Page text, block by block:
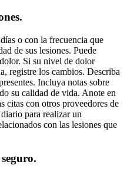
o con la frecuencia que
de sus lesiones. Puede
Si su nivel de dolor
registre los cambios. Describa
Incluya notas sobre
su calidad de vida. Anote en
citas con otros proveedores de
para realizar un
con las lesiones que